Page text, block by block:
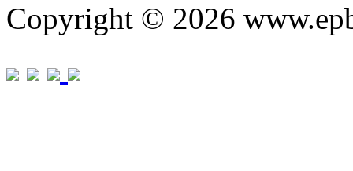
Copyright © 2026